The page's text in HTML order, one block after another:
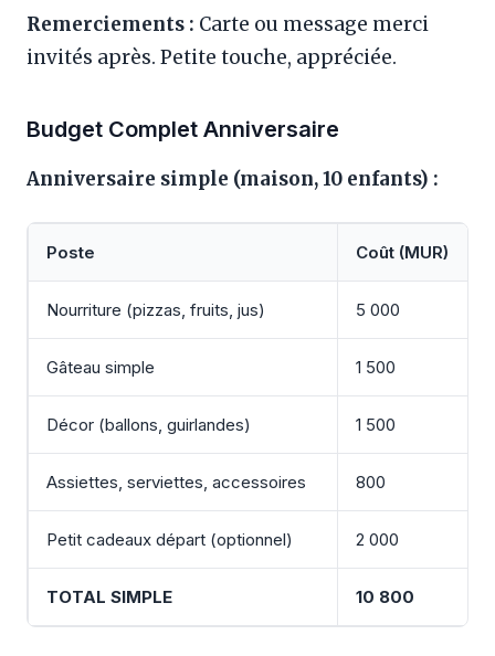
Remerciements : Carte ou message merci
invités après. Petite touche, appréciée.
Budget Complet Anniversaire
Anniversaire simple (maison, 10 enfants) :
Poste Coût (MUR)
Nourriture (pizzas, fruits, jus) 5 000
Gâteau simple 1 500
Décor (ballons, guirlandes) 1 500
Assiettes, serviettes, accessoires 800
Petit cadeaux départ (optionnel) 2 000
TOTAL SIMPLE 10 800